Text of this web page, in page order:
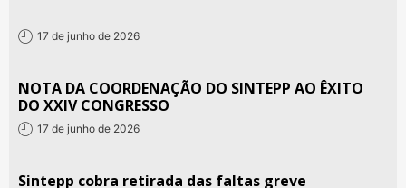
17 de junho de 2026
NOTA DA COORDENAÇÃO DO SINTEPP AO ÊXITO
DO XXIV CONGRESSO
17 de junho de 2026
Sintepp cobra retirada das faltas greve